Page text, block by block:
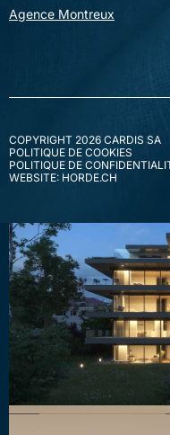
Galerie photo
Surface habitable
Bâtiment
Situation:
Style:
Exposition:
Standard de
Cuisine (type):
cuisine
Sol: Carrelage,
Vue: Belle vue
Parking:
Extérieur: Balcon
Vitrage: Triple
Sanitaires
Agence Montreux
COPYRIGHT 2026 CARDIS SA
POLITIQUE DE COOKIES
POLITIQUE DE
WEBSITE: HORDE.CH